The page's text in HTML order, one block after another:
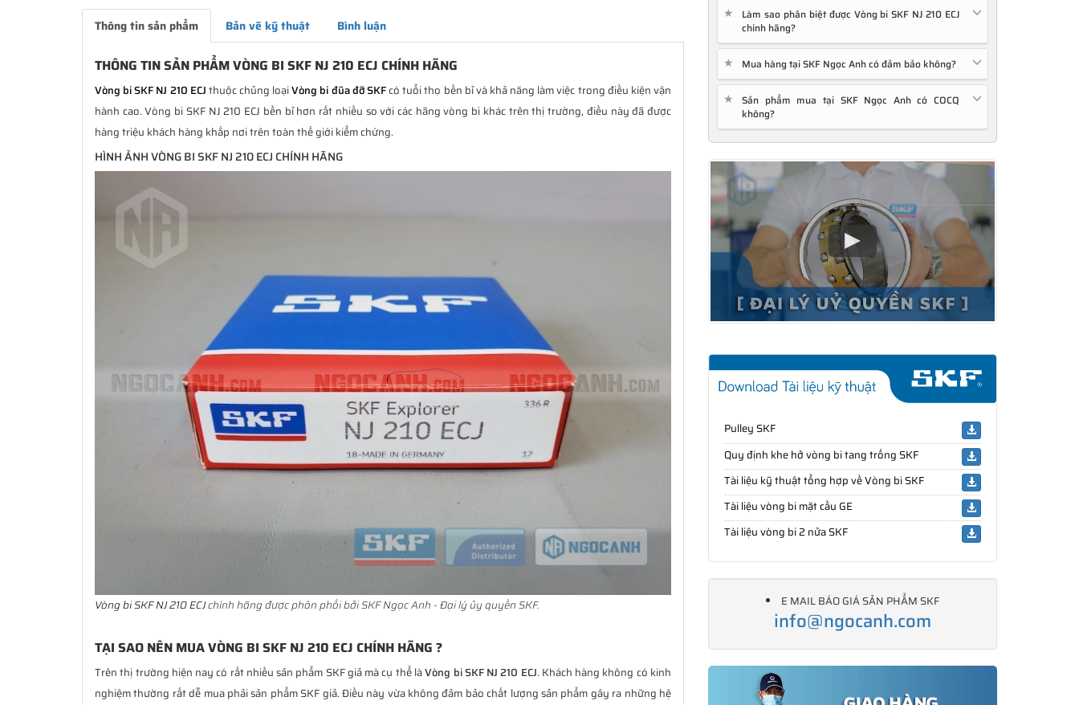
Thông tin sản phẩm Bản vẽ kỹ thuật Bình luận
THÔNG TIN SẢN PHẨM VÒNG BI SKF NJ 210 ECJ CHÍNH HÃNG
Vòng bi SKF NJ 210 ECJthuộc chủng loạiVòng bi đũa đỡ SKFcó tuổi thọ bền bỉ và khả năng làm việc trong điều kiện vận
hành cao. Vòng bi SKF NJ 210 ECJ bền bỉ hơn rất nhiều so với các hãng vòng bi khác trên thị trường, điều này đã được
hàng triệu khách hàng khắp nơi trên toàn thế giới kiểm chứng.
HÌNH ẢNH VÒNG BI SKF NJ 210 ECJ CHÍNH HÃNG
Vòng bi SKF NJ 210 ECJchính hãng được phân phối bởi SKF Ngọc Anh - Đại lý ủy quyền SKF.
TẠI SAO NÊN MUA VÒNG BI SKF NJ 210 ECJ CHÍNH HÃNG ?
Trên thị trường hiện nay có rất nhiều sản phẩm SKF giả mà cụ thể làVòng bi SKF NJ 210 ECJ. Khách hàng không có kinh
nghiệm thường rất dễ mua phải sản phẩm SKF giả. Điều này vừa không đảm bảo chất lượng sản phẩm gây ra những hệ
★
Làm sao phân biệt được Vòng bi SKF NJ 210 ECJ
chính hãng?
★ Mua hàng tại SKF Ngọc Anh có đảm bảo không?
★
Sản phẩm mua tại SKF Ngọc Anh có COCQ
không?
Pulley SKF
Quy định khe hở vòng bi tang trống SKF
Tài liệu kỹ thuật tổng hợp về Vòng bi SKF
Tài liệu vòng bi mặt cầu GE
Tài liệu vòng bi 2 nửa SKF
E MAIL BÁO GIÁ SẢN PHẨM SKF
info@ngocanh.com